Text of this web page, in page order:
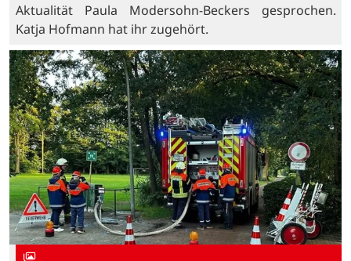
Aktualität Paula Modersohn-Beckers gesprochen.
Katja Hofmann hat ihr zugehört.